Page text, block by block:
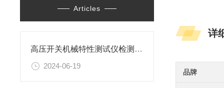
Articles
高压开关机械特性测试仪检测试验的方法
2024-06-19
详
品牌